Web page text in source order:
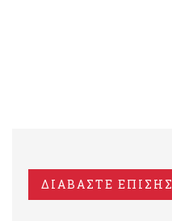
ΔΙΑΒΑΣΤΕ ΕΠΙΣΗΣ